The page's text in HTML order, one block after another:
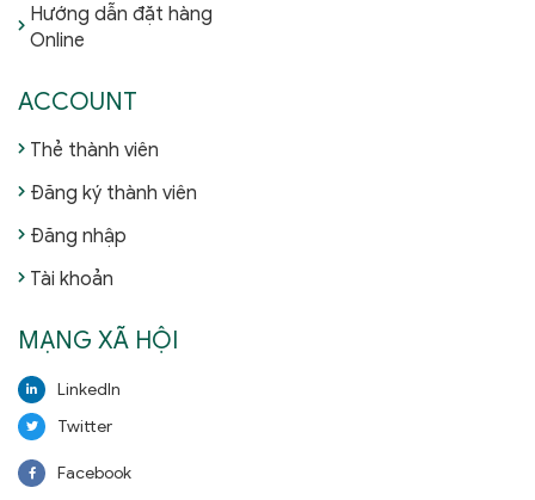
Hướng dẫn đặt hàng
Online
ACCOUNT
Thẻ thành viên
Đăng ký thành viên
Đăng nhập
Tài khoản
MẠNG XÃ HỘI
LinkedIn
Twitter
Facebook